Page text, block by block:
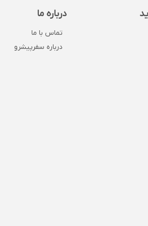
درباره ما
تماس با ما
درباره سفرپیشرو